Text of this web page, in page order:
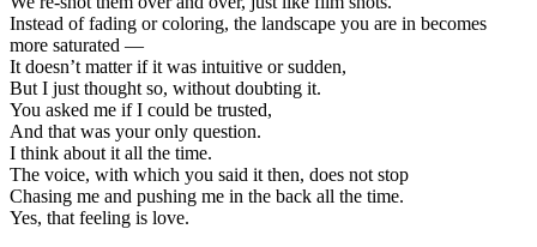
Instead of fading or coloring, the landscape you are in becomes
more saturated —
It doesn’t matter if it was intuitive or sudden,
But I just thought so, without doubting it.
You asked me if I could be trusted,
And that was your only question.
I think about it all the time.
The voice, with which you said it then, does not stop
Chasing me and pushing me in the back all the time.
Yes, that feeling is love.